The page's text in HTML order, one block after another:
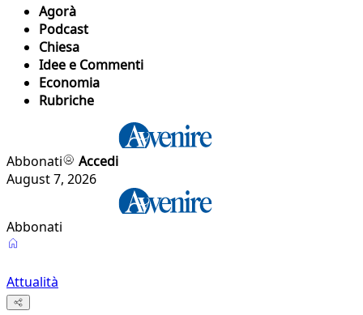
Agorà
Podcast
Chiesa
Idee e Commenti
Economia
Rubriche
Abbonati
Accedi
August 7, 2026
Abbonati
Attualità